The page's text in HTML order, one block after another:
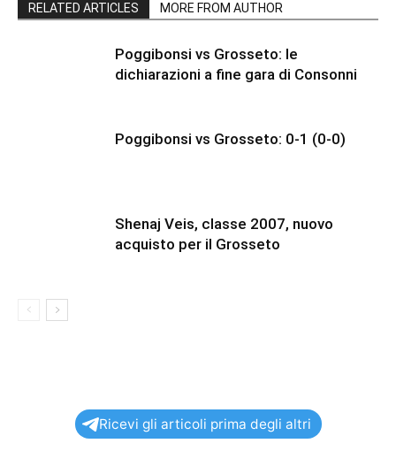
RELATED ARTICLES MORE FROM AUTHOR
Poggibonsi vs Grosseto: le
dichiarazioni a fine gara di Consonni
Poggibonsi vs Grosseto: 0-1 (0-0)
Shenaj Veis, classe 2007, nuovo
acquisto per il Grosseto
Ricevi gli articoli prima degli altri